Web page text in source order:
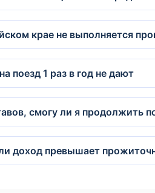
крае не выполняется
поезд 1 раз в год не дают
смогу ли я продолжить
доход превышает